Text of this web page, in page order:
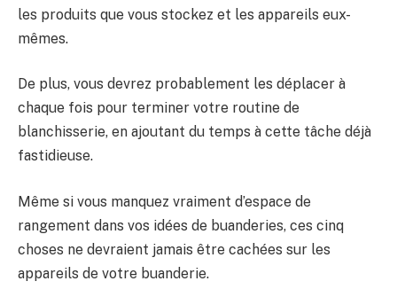
les produits que vous stockez et les appareils eux-
mêmes.
De plus, vous devrez probablement les déplacer à
chaque fois pour terminer votre routine de
blanchisserie, en ajoutant du temps à cette tâche déjà
fastidieuse.
Même si vous manquez vraiment d’espace de
rangement dans vos idées de buanderies, ces cinq
choses ne devraient jamais être cachées sur les
appareils de votre buanderie.